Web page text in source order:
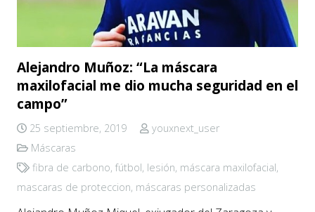
Alejandro Muñoz: “La máscara
maxilofacial me dio mucha seguridad en el
campo”
25 septiembre, 2019
youxnext_user
Máscaras
fibra de carbono, fútbol, lesión, máscara maxilofacial,
mascaras de proteccion, máscaras personalizadas